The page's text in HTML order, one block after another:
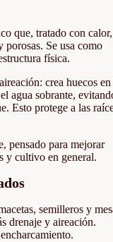
que, tratado con calor,
porosas. Se usa como
física.
crea huecos en
agua sobrante,
Esto protege a las
pensado para mejorar
y cultivo en general.
semilleros y
drenaje y aireación.